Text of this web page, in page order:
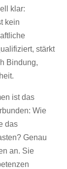
klar:
kein
stärkt
Bindung,
ist das
Wie
das
Genau
an. Sie